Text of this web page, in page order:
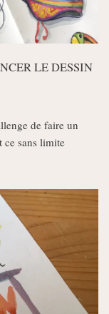
LE DESSIN
de faire un
ce sans limite